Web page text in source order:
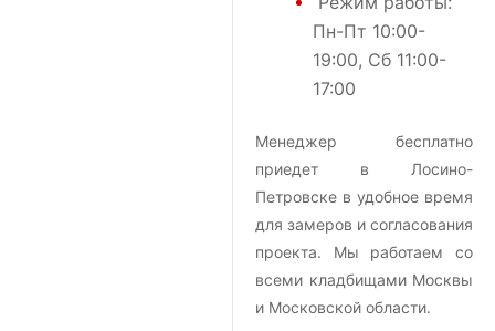
Пн-Пт 10:00-
19:00, Сб 11:00-
17:00
Менеджер бесплатно
приедет в Лосино-
Петровске в удобное время
для замеров и согласования
проекта. Мы работаем со
всеми кладбищами Москвы
и Московской области.